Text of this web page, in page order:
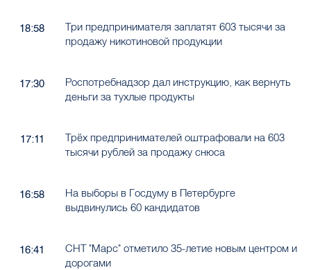
18:58
Три предпринимателя заплатят 603 тысячи за
продажу никотиновой продукции
17:30
Роспотребнадзор дал инструкцию, как вернуть
деньги за тухлые продукты
17:11
Трёх предпринимателей оштрафовали на 603
тысячи рублей за продажу снюса
16:58
На выборы в Госдуму в Петербурге
выдвинулись 60 кандидатов
16:41
СНТ "Марс" отметило 35-летие новым центром и
дорогами